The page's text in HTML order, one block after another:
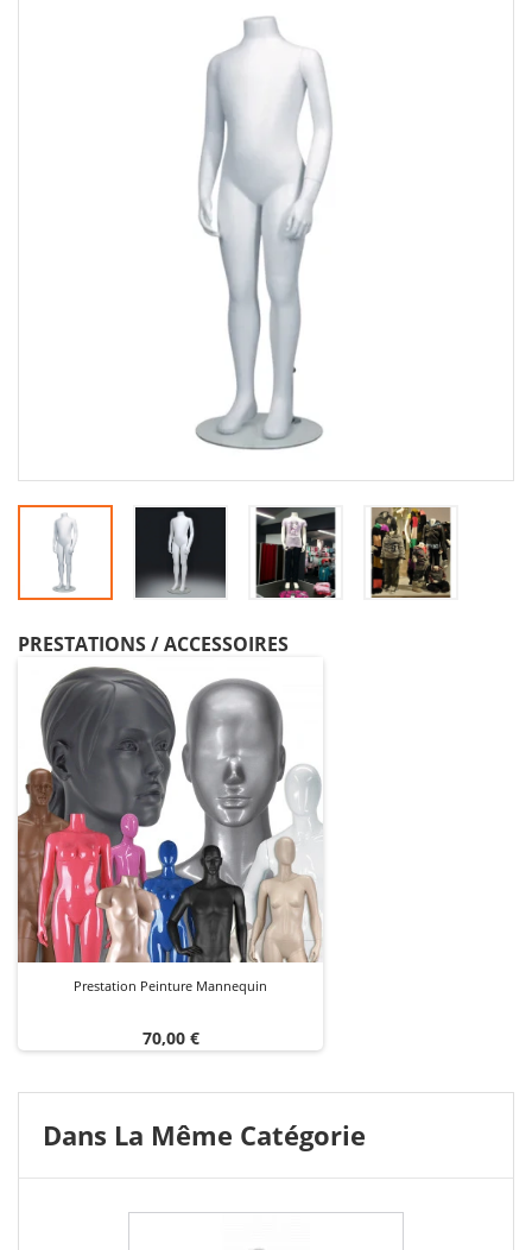
PRESTATIONS / ACCESSOIRES
Prestation Peinture Mannequin
Prix
70,00 €
Dans La Même Catégorie